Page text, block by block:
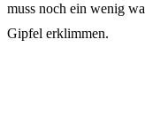
muss noch ein wenig
Gipfel erklimmen.